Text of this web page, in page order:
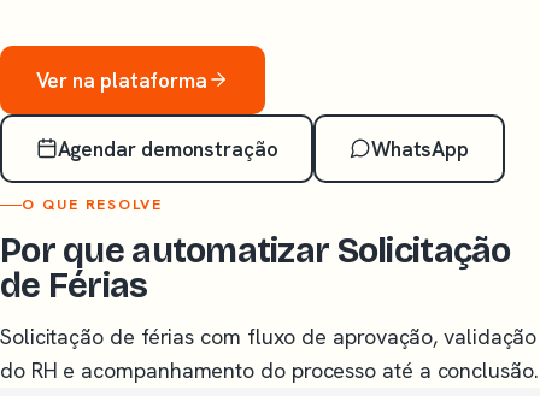
Ver na plataforma
Agendar demonstração WhatsApp
O QUE RESOLVE
Por que automatizar Solicitação
de Férias
Solicitação de férias com fluxo de aprovação, validação
do RH e acompanhamento do processo até a conclusão.